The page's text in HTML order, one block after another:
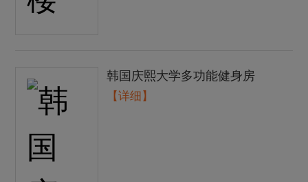
韩国庆熙大学多功能健身房
【详细】